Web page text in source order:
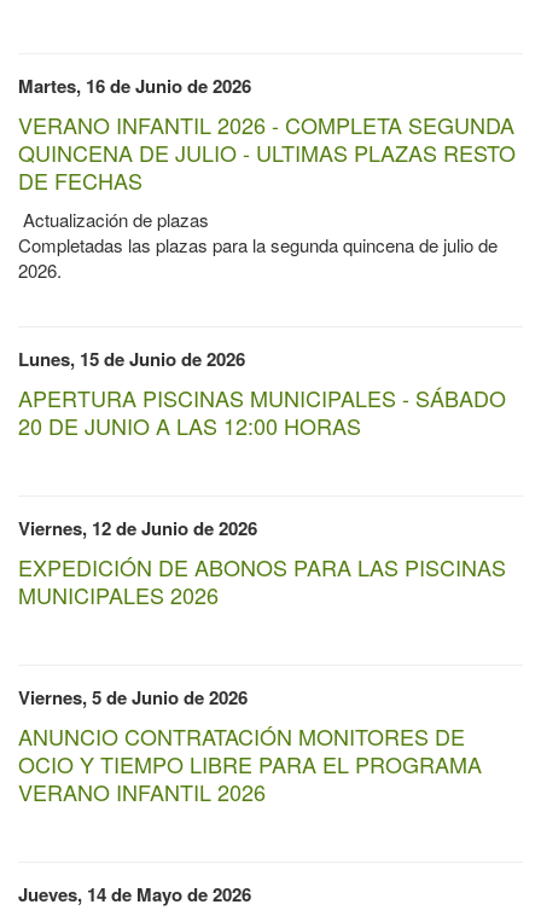
Martes, 16 de Junio de 2026
VERANO INFANTIL 2026 - COMPLETA SEGUNDA
QUINCENA DE JULIO - ULTIMAS PLAZAS RESTO
DE FECHAS
Actualización de plazas
Completadas las plazas para la segunda quincena de julio de
2026.
Lunes, 15 de Junio de 2026
APERTURA PISCINAS MUNICIPALES - SÁBADO
20 DE JUNIO A LAS 12:00 HORAS
Viernes, 12 de Junio de 2026
EXPEDICIÓN DE ABONOS PARA LAS PISCINAS
MUNICIPALES 2026
Viernes, 5 de Junio de 2026
ANUNCIO CONTRATACIÓN MONITORES DE
OCIO Y TIEMPO LIBRE PARA EL PROGRAMA
VERANO INFANTIL 2026
Jueves, 14 de Mayo de 2026